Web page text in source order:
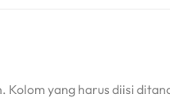
Kolom yang harus diisi